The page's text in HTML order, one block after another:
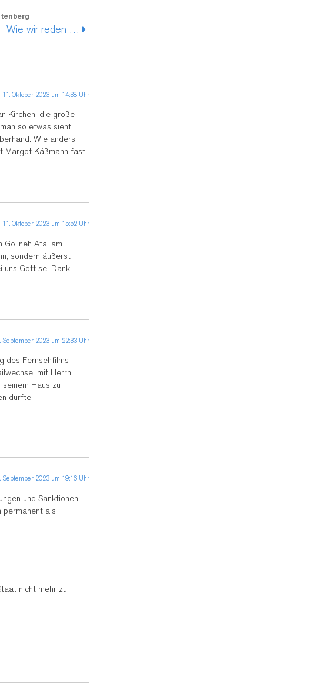
Wie wir reden …
11. Oktober 2023 um 14:38 Uhr
Kirchen, die große
so etwas sieht,
Wie anders
Margot Käßmann fast
11. Oktober 2023 um 15:52 Uhr
Golineh Atai am
sondern äußerst
uns Gott sei Dank
September 2023 um 22:33 Uhr
des Fernsehfilms
mit Herrn
Haus zu
durfte.
September 2023 um 19:16 Uhr
und Sanktionen,
permanent als
nicht mehr zu